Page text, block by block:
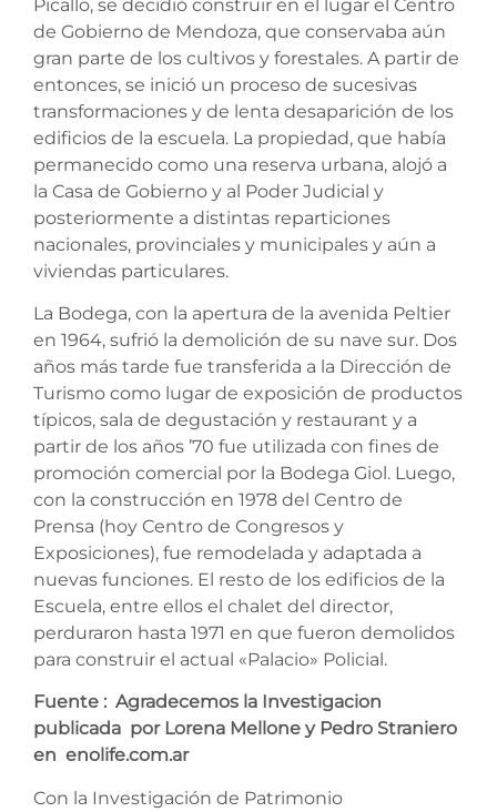
Picallo, se decidió construir en el lugar el Centro
de Gobierno de Mendoza, que conservaba aún
gran parte de los cultivos y forestales. A partir de
entonces, se inició un proceso de sucesivas
transformaciones y de lenta desaparición de los
edificios de la escuela. La propiedad, que había
permanecido como una reserva urbana, alojó a
la Casa de Gobierno y al Poder Judicial y
posteriormente a distintas reparticiones
nacionales, provinciales y municipales y aún a
viviendas particulares.
La Bodega, con la apertura de la avenida Peltier
en 1964, sufrió la demolición de su nave sur. Dos
años más tarde fue transferida a la Dirección de
Turismo como lugar de exposición de productos
típicos, sala de degustación y restaurant y a
partir de los años ’70 fue utilizada con fines de
promoción comercial por la Bodega Giol. Luego,
con la construcción en 1978 del Centro de
Prensa (hoy Centro de Congresos y
Exposiciones), fue remodelada y adaptada a
nuevas funciones. El resto de los edificios de la
Escuela, entre ellos el chalet del director,
perduraron hasta 1971 en que fueron demolidos
para construir el actual «Palacio» Policial.
Fuente : Agradecemos la Investigacion
publicada por Lorena Mellone y Pedro Straniero
en enolife.com.ar
Con la Investigación de Patrimonio